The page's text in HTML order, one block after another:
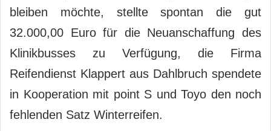
bleiben möchte, stellte spontan die gut
32.000,00 Euro für die Neuanschaffung des
Klinikbusses zu Verfügung, die Firma
Reifendienst Klappert aus Dahlbruch spendete
in Kooperation mit point S und Toyo den noch
fehlenden Satz Winterreifen.